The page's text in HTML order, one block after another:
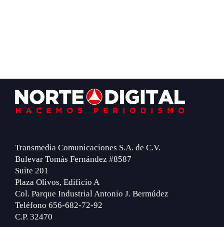
Footer
Transmedia Comunicaciones S.A. de C.V.
Bulevar Tomás Fernández #8587
Suite 201
Plaza Olivos, Edificio A
Col. Parque Industrial Antonio J. Bermúdez
Teléfono 656-682-72-92
C.P. 32470